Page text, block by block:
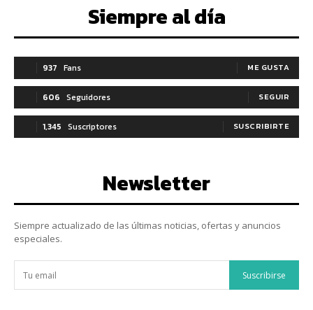
Siempre al día
937 Fans ME GUSTA
606 Seguidores SEGUIR
1,345 Suscriptores SUSCRIBIRTE
Newsletter
Siempre actualizado de las últimas noticias, ofertas y anuncios
especiales.
Suscribirse